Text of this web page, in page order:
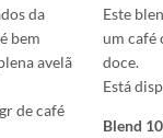
da
bem
avelã
de café
Este
um café
doce.
Está
Blend